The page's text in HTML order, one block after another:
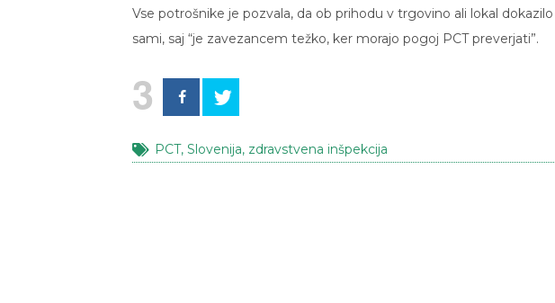
Vse potrošnike je pozvala, da ob prihodu v trgovino ali lokal
sami, saj “je zavezancem težko, ker morajo pogoj PCT preverjati”.
3
PCT, Slovenija, zdravstvena inšpekcija